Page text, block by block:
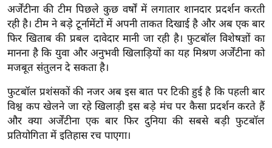
ज
ग
त
ऑ
टो
व
र्ल्ड
न्यू
ज
अर्जेंटीना की टीम पिछले कुछ वर्षों में लगातार शानदार प्रदर्शन करती
रही है। टीम ने बड़े टूर्नामेंटों में अपनी ताकत दिखाई है और अब एक बार
फिर खिताब की प्रबल दावेदार मानी जा रही है। फुटबॉल विशेषज्ञों का
मानना है कि युवा और अनुभवी खिलाड़ियों का यह मिश्रण अर्जेंटीना को
मजबूत संतुलन दे सकता है।
फुटबॉल प्रशंसकों की नजर अब इस बात पर टिकी हुई है कि पहली बार
विश्व कप खेलने जा रहे खिलाड़ी इस बड़े मंच पर कैसा प्रदर्शन करते हैं
और क्या अर्जेंटीना एक बार फिर दुनिया की सबसे बड़ी फुटबॉल
प्रतियोगिता में इतिहास रच पाएगा।